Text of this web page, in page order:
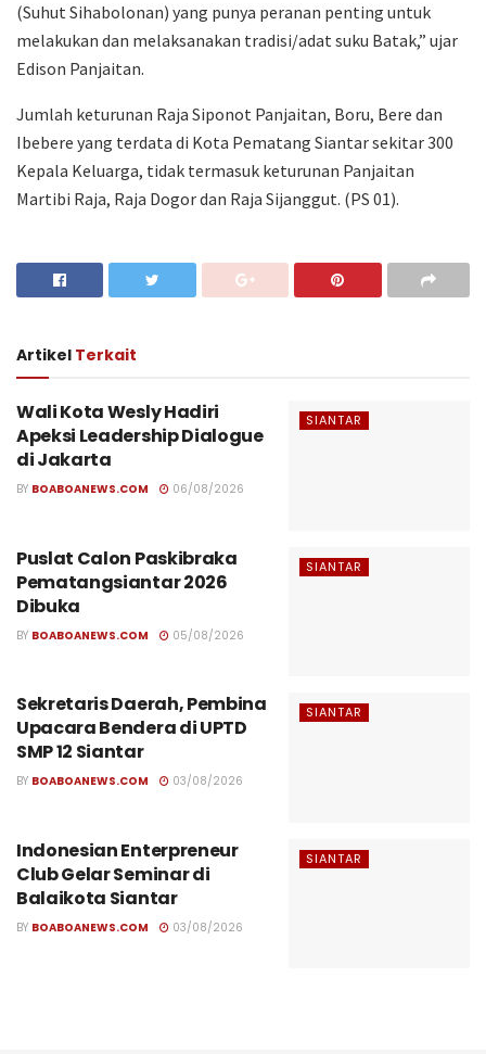
(Suhut Sihabolonan) yang punya peranan penting untuk
melakukan dan melaksanakan tradisi/adat suku Batak,” ujar
Edison Panjaitan.
Jumlah keturunan Raja Siponot Panjaitan, Boru, Bere dan
Ibebere yang terdata di Kota Pematang Siantar sekitar 300
Kepala Keluarga, tidak termasuk keturunan Panjaitan
Martibi Raja, Raja Dogor dan Raja Sijanggut. (PS 01).
Artikel Terkait
SIANTAR
Wali Kota Wesly Hadiri
Apeksi Leadership Dialogue
di Jakarta
BY BOABOANEWS.COM 06/08/2026
SIANTAR
Puslat Calon Paskibraka
Pematangsiantar 2026
Dibuka
BY BOABOANEWS.COM 05/08/2026
SIANTAR
Sekretaris Daerah, Pembina
Upacara Bendera di UPTD
SMP 12 Siantar
BY BOABOANEWS.COM 03/08/2026
SIANTAR
Indonesian Enterpreneur
Club Gelar Seminar di
Balaikota Siantar
BY BOABOANEWS.COM 03/08/2026